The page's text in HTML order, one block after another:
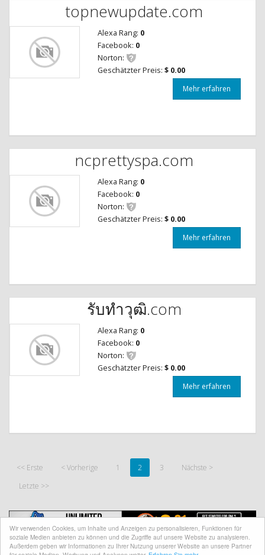
Wir verwenden Cookies, um Inhalte und Anzeigen zu personalisieren, Funktionen für
soziale Medien anbieten zu können und die Zugriffe auf unsere Website zu analysieren.
Außerdem geben wir Informationen zu Ihrer Nutzung unserer Website an unsere Partner
topnewupdate.com
Alexa Rang: 0
Facebook: 0
Norton:
Geschätzter Preis: $ 0.00
Mehr erfahren
ncprettyspa.com
Alexa Rang: 0
Facebook: 0
Norton:
Geschätzter Preis: $ 0.00
Mehr erfahren
รับทําวุฒิ.com
Alexa Rang: 0
Facebook: 0
Norton:
Geschätzter Preis: $ 0.00
Mehr erfahren
<< Erste < Vorherige 1 2 3
Nächste >
Letzte >>